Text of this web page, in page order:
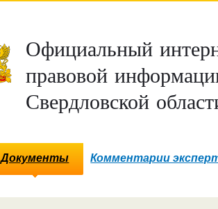
Официальный
правовой
Свердловской
Документы Комментарии